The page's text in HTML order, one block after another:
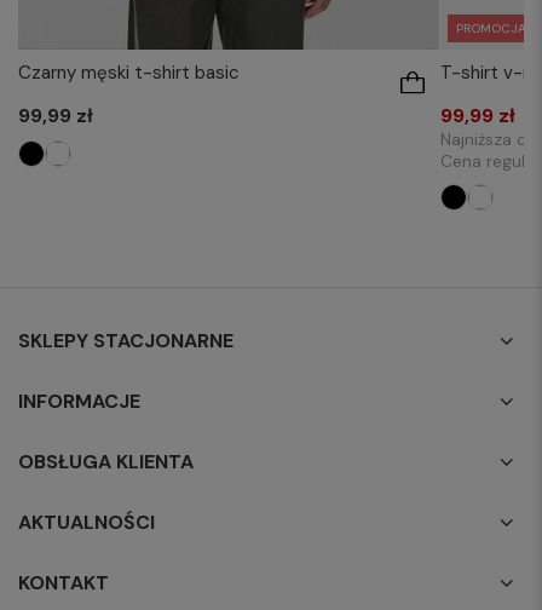
Czarny męski t-shirt basic
99,99 zł
PROMOCJA
T-shirt v-
99,99 zł
Najniższa
Cena
SKLEPY STACJONARNE
INFORMACJE
OBSŁUGA KLIENTA
AKTUALNOŚCI
KONTAKT